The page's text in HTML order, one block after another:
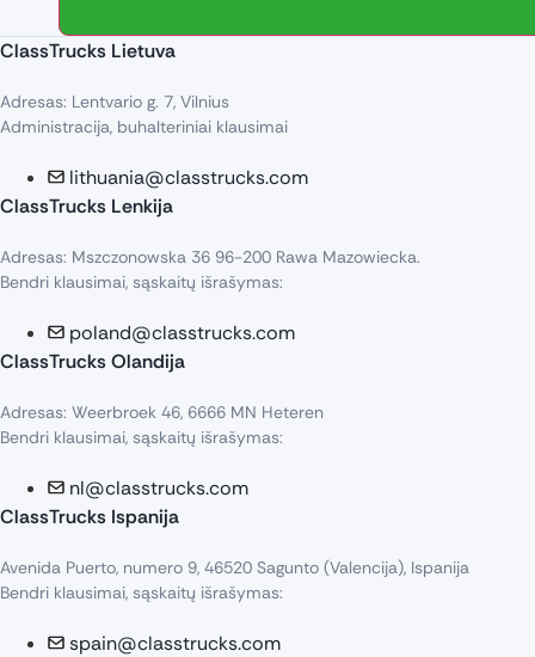
ClassTrucks Lietuva
Adresas: Lentvario g. 7, Vilnius
Administracija, buhalteriniai klausimai
lithuania@classtrucks.com
ClassTrucks Lenkija​
Adresas: Mszczonowska 36 96-200 Rawa Mazowiecka.
Bendri klausimai, sąskaitų išrašymas:
poland@classtrucks.com
ClassTrucks Olandija​
Adresas: Weerbroek 46, 6666 MN Heteren
Bendri klausimai, sąskaitų išrašymas:
nl@classtrucks.com
ClassTrucks Ispanija
Avenida Puerto, numero 9, 46520 Sagunto (Valencija), Ispanija
Bendri klausimai, sąskaitų išrašymas:
spain@classtrucks.com